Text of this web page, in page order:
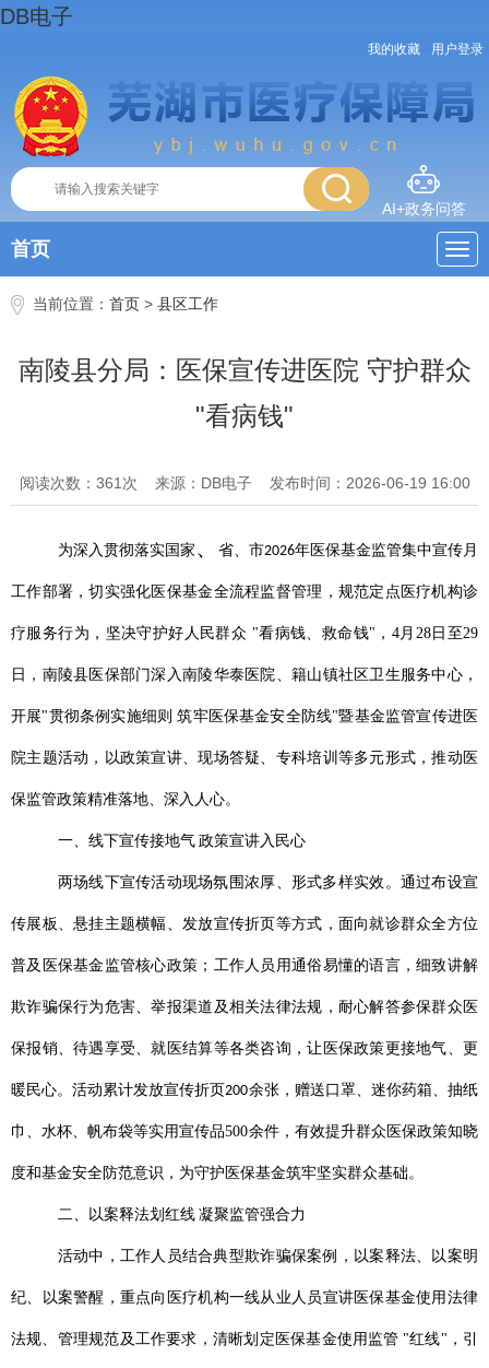
DB电子
我的收藏 用户登录
AI+政务问答
首页
当前位置： 首页 > 县区工作
南陵县分局：医保宣传进医院 守护群众
"看病钱"
阅读次数： 361 次 来源：DB电子 发布时间：2026-06-19 16:00
为深入贯彻落实国家 、 省、市2026年医保基金监管集中宣传月
工作部署，切实强化医保基金全流程监督管理，规范定点医疗机构诊
疗服务行为，坚决守护好人民群众 "看病钱、救命钱" ， 4月 28日至29
日，南陵县医保部门深入南陵华泰医院、籍山镇社区卫生服务中心，
开展"贯彻条例实施细则 筑牢医保基金安全防线"暨基金监管宣传进医
院主题活动，以政策宣讲、现场答疑、专科培训等多元形式，推动医
保监管政策精准落地、深入人心。
一、线下宣传接地气 政策宣讲入民心
两场线下宣传活动现场氛围浓厚、形式多样实效。通过布设宣
传展板、悬挂主题横幅、发放宣传折页等方式，面向就诊群众全方位
普及医保基金监管核心政策；工作人员用通俗易懂的语言，细致讲解
欺诈骗保行为危害、举报渠道及相关法律法规，耐心解答参保群众医
保报销、待遇享受、就医结算等各类咨询，让医保政策更接地气、更
暖民心。活动累计发放宣传折页200余张，赠送口罩、迷你药箱、抽纸
巾、水杯、帆布袋等实用宣传品500余件，有效提升群众医保政策知晓
度和基金安全防范意识，为守护医保基金筑牢坚实群众基础。
二、以案释法划红线 凝聚监管强合力
活动中，工作人员结合典型欺诈骗保案例，以案释法、以案明
纪、以案警醒，重点向医疗机构一线从业人员宣讲医保基金使用法律
法规、管理规范及工作要求，清晰划定医保基金使用监管 "红线" ，引